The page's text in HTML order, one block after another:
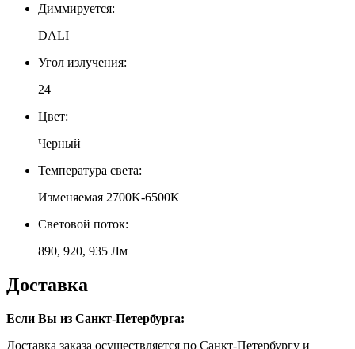
Диммируется:
DALI
Угол излучения:
24
Цвет:
Черный
Температура света:
Изменяемая 2700K-6500K
Световой поток:
890, 920, 935 Лм
Доставка
Если Вы из Санкт-Петербурга:
Доставка заказа осуществляется по Санкт-Петербургу и